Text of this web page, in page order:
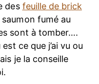
des feuille de brick
fumé au
sont à tomber….
ce que j’ai vu ou
je la conseille